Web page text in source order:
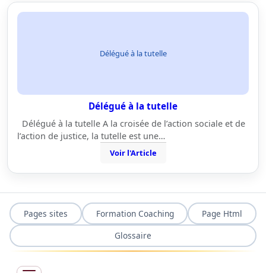
Délégué à la tutelle
Délégué à la tutelle
Délégué à la tutelle A la croisée de l’action sociale et de
l’action de justice, la tutelle est une…
Voir l'Article
Pages sites Formation Coaching
Page Html
Glossaire